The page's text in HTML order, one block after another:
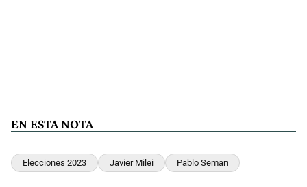
EN ESTA NOTA
Elecciones 2023 Javier Milei Pablo Seman